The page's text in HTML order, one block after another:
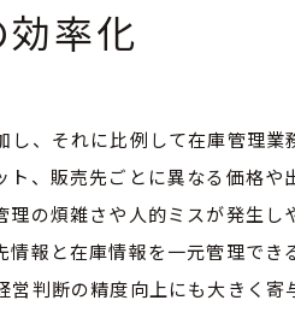
率化
、それに比例して在庫管理業
ト、販売先ごとに異なる価格や
の煩雑さや人的ミスが発生し
報と在庫情報を一元管理でき
判断の精度向上にも大きく寄